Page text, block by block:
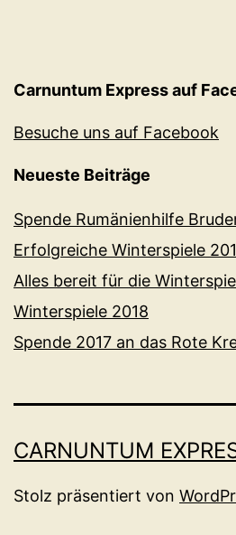
Carnuntum Express auf
Besuche uns auf Facebook
Neueste Beiträge
Spende Rumänienhilfe
Erfolgreiche Winterspiele
Alles bereit für die
Winterspiele 2018
Spende 2017 an das Rote
CARNUNTUM
Stolz präsentiert von